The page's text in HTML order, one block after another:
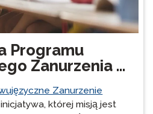
Programu
Zanurzenia ...
Zanurzenie
której misją jest